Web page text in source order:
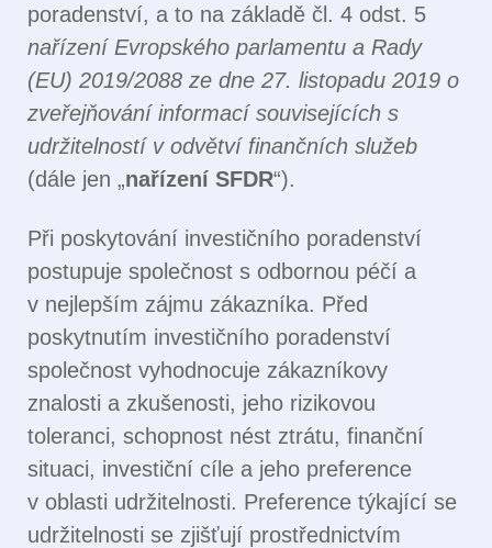
poradenství, a to na základě čl. 4 odst. 5
nařízení Evropského parlamentu a Rady
(EU) 2019/2088 ze dne 27. listopadu 2019 o
zveřejňování informací souvisejících s
udržitelností v odvětví finančních služeb
(dále jen „nařízení SFDR“).
Při poskytování investičního poradenství
postupuje společnost s odbornou péčí a
v nejlepším zájmu zákazníka. Před
poskytnutím investičního poradenství
společnost vyhodnocuje zákazníkovy
znalosti a zkušenosti, jeho rizikovou
toleranci, schopnost nést ztrátu, finanční
situaci, investiční cíle a jeho preference
v oblasti udržitelnosti. Preference týkající se
udržitelnosti se zjišťují prostřednictvím